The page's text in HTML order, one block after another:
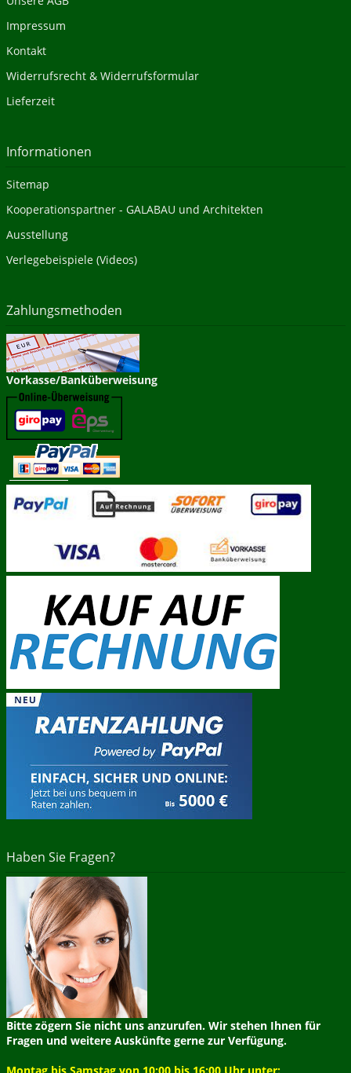
Impressum
Kontakt
Widerrufsrecht & Widerrufsformular
Lieferzeit
Informationen
Sitemap
Kooperationspartner - GALABAU und Architekten
Ausstellung
Verlegebeispiele (Videos)
Zahlungsmethoden
Vorkasse/Banküberweisung
Haben Sie Fragen?
Bitte zögern Sie nicht uns anzurufen. Wir stehen Ihnen für
Fragen und weitere Auskünfte gerne zur Verfügung.